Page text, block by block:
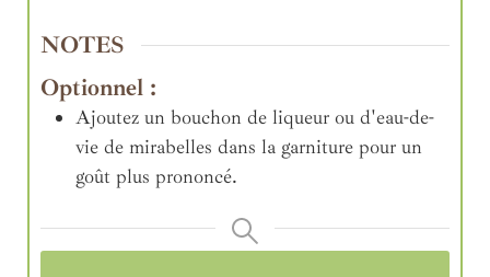
NOTES
Optionnel :
Ajoutez un bouchon de liqueur ou d'eau-de-
vie de mirabelles dans la garniture pour un
goût plus prononcé.